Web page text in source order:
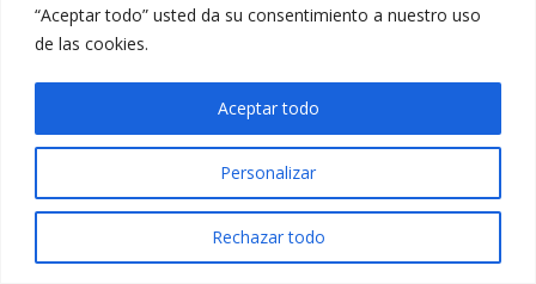
“Aceptar todo” usted da su consentimiento a nuestro uso
de las cookies.
Personalizar
Rechazar todo
Aceptar todo